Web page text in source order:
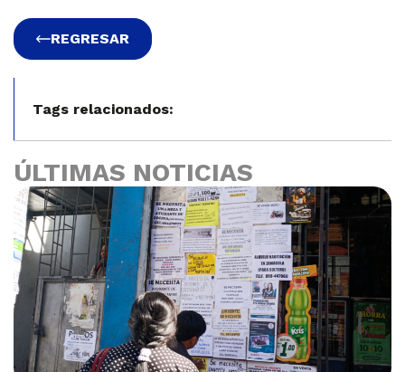
REGRESAR
Tags relacionados:
ÚLTIMAS NOTICIAS